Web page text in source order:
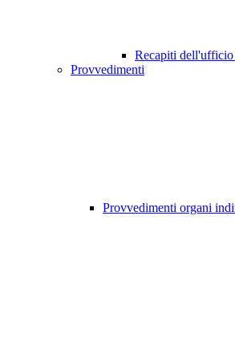
Recapiti dell'ufficio
Provvedimenti
Provvedimenti organi